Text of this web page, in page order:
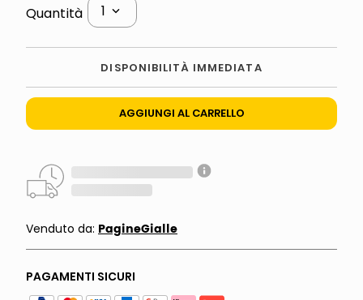
Quantità 1
DISPONIBILITÀ IMMEDIATA
AGGIUNGI AL CARRELLO
Venduto da: PagineGialle
PAGAMENTI SICURI